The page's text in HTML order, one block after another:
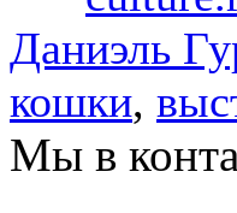
Даниэль
кошки,
Мы в